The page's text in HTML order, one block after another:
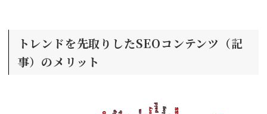
トレンドを先取りしたSEOコンテンツ（記
事）のメリット